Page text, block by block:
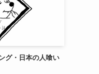
グ・日本の人喰い